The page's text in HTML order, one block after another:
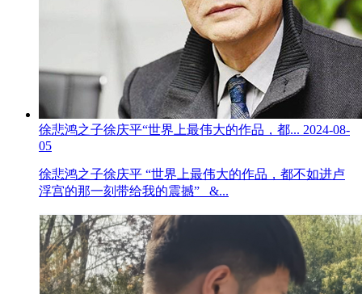
徐悲鸿之子徐庆平“世界上最伟大的作品，都... 2024-08-
05
徐悲鸿之子徐庆平 “世界上最伟大的作品，都不如进卢
浮宫的那一刻带给我的震撼” &...